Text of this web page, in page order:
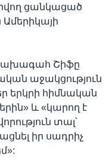
ցանկացած
Ամերիկայի
նախագահ Շիֆը
աջակցություն
երկրի հիմնական
և «կարող է
տալ՝
իր սադրիչ